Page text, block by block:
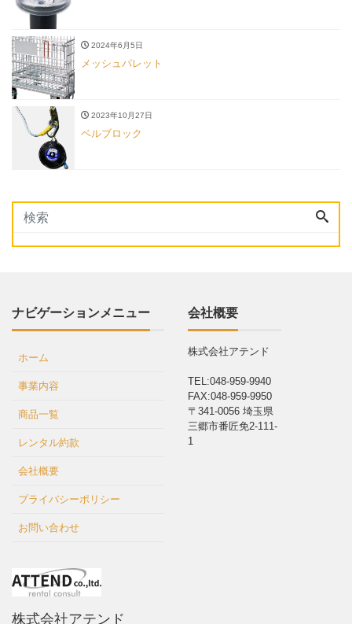
2024年6月5日
メッシュパレット
2023年10月27日
ベルブロック
ナビゲーションメニュー
ホーム
事業内容
商品一覧
レンタル約款
会社概要
プライバシーポリシー
お問い合わせ
会社概要
株式会社アテンド
TEL:048-959-9940
FAX:048-959-9950
〒341-0056 埼玉県
三郷市番匠免2-111-
1
株式会社アテンド